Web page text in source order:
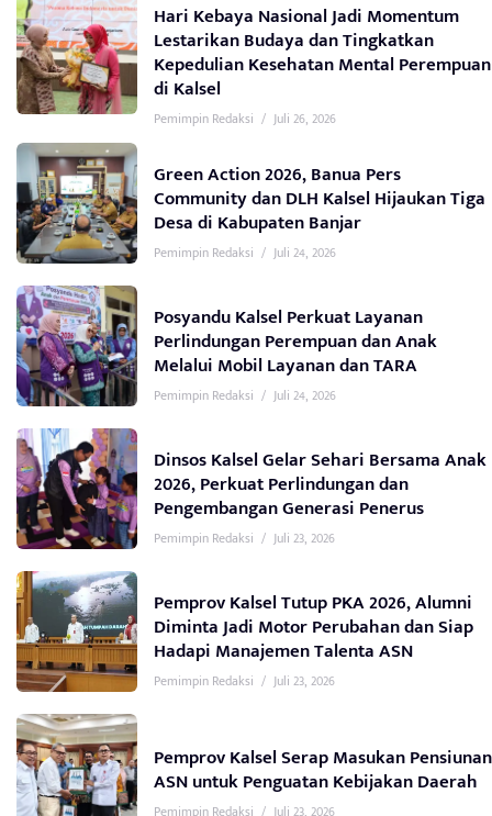
Hari Kebaya Nasional Jadi Momentum
Lestarikan Budaya dan Tingkatkan
Kepedulian Kesehatan Mental Perempuan
di Kalsel
Pemimpin Redaksi / Juli 26, 2026
Green Action 2026, Banua Pers
Community dan DLH Kalsel Hijaukan Tiga
Desa di Kabupaten Banjar
Pemimpin Redaksi / Juli 24, 2026
Posyandu Kalsel Perkuat Layanan
Perlindungan Perempuan dan Anak
Melalui Mobil Layanan dan TARA
Pemimpin Redaksi / Juli 24, 2026
Dinsos Kalsel Gelar Sehari Bersama Anak
2026, Perkuat Perlindungan dan
Pengembangan Generasi Penerus
Pemimpin Redaksi / Juli 23, 2026
Pemprov Kalsel Tutup PKA 2026, Alumni
Diminta Jadi Motor Perubahan dan Siap
Hadapi Manajemen Talenta ASN
Pemimpin Redaksi / Juli 23, 2026
Pemprov Kalsel Serap Masukan Pensiunan
ASN untuk Penguatan Kebijakan Daerah
Pemimpin Redaksi / Juli 23, 2026